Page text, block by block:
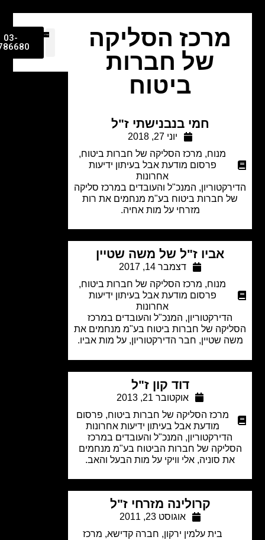
מרכז הסליקה
של חברות
ביטוח
חמי בנבנישתי ז"ל
מרכז הסליקה של חברות ביטוח,
פרסום מודעת אבל בעיתון ידיעות
אחרונות
המנכ"ל והעובדים במרכז סליקה
חברות ביטוח בע"מ מנחמים את רות
מזרחי על מות אחיה.
אביו ז"ל של משה שטיין
דצמבר 14, 2017
מרכז הסליקה של חברות ביטוח,
פרסום מודעת אבל בעיתון ידיעות
אחרונות
הדירקטוריון, המנכ"ל והעובדים במרכז
של חברות ביטוח בע"מ מנחמים את
שטיין, חבר הדירקטוריון, על מות אביו.
דוד קון ז"ל
אוקטובר 21, 2013
מרכז הסליקה של חברות ביטוח,פרסום
מודעת אבל בעיתון ידיעות אחרונות
הדירקטוריון, המנכ"ל והעובדים במרכז
של חברות הביטוח בע"מ מנחמים
סוניה, אלי וויקי על מות הבעל והאב.
קרולינה מזרחי ז"ל
אוגוסט 23, 2011
בית עלמין ירקון,חברה קדישא,מרכז
03-
9786680